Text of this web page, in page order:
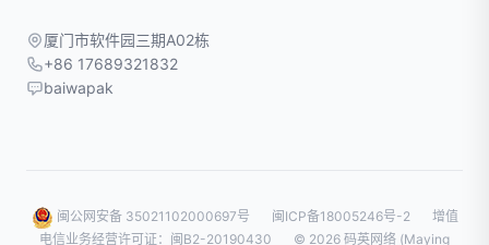
厦门市软件园三期A02栋
+86 17689321832
baiwapak
闽公网安备 35021102000697号 闽ICP备18005246号-2
增值
电信业务经营许可证：闽B2-20190430
© 2026 码英网络 (Maying